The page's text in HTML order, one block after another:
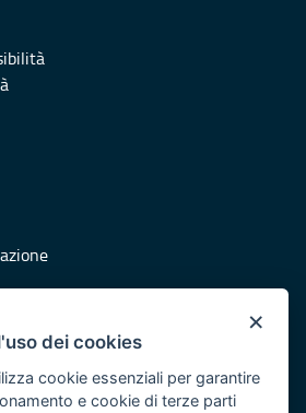
Puglia
risorse del POR Puglia 2014/2020 -
×
dei cookies
cookie essenziali per garantire
e cookie di terze parti